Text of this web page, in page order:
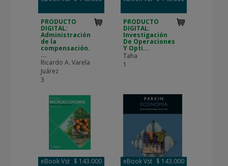
PRODUCTO
DIGITAL:
Administración
de la
compensación.
...
Ricardo A. Varela
Juárez
3
PRODUCTO
DIGITAL:
Investigación
De Operaciones
Y Opti...
Taha
1
eBook Vst $ 143.000 eBook Vst $ 143.000